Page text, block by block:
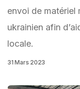
envoi de matériel
ukrainien afin
locale.
31 Mars 2023